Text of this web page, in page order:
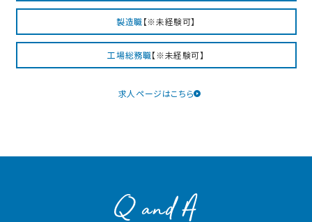
製造職【※未経験可】
工場総務職【※未経験可】
求人ページはこちら